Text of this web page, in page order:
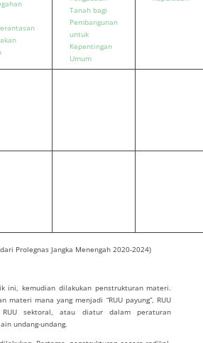
Tanah bagi
Pembangunan
untuk
Kepentingan
Umum
Prolegnas Jangka Menengah 2020-2024)
ini, kemudian dilakukan penstrukturan materi.
materi mana yang menjadi “RUU payung”, RUU
sektoral, atau diatur dalam peraturan
undang-undang.